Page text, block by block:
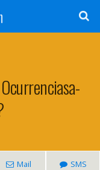
Mail SMS